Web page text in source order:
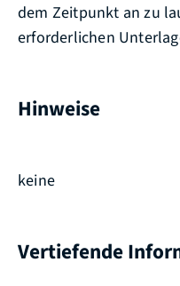
dem Zeitpunkt an zu
erforderlichen
Hinweise
keine
Vertiefende